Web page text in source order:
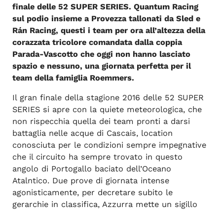
finale delle 52 SUPER SERIES. Quantum Racing
sul podio insieme a Provezza tallonati da Sled e
Rán Racing, questi i team per ora all’altezza della
corazzata tricolore comandata dalla coppia
Parada-Vascotto che oggi non hanno lasciato
spazio e nessuno, una giornata perfetta per il
team della famiglia Roemmers.
Il gran finale della stagione 2016 delle 52 SUPER
SERIES si apre con la quiete meteorologica, che
non rispecchia quella dei team pronti a darsi
battaglia nelle acque di Cascais, location
conosciuta per le condizioni sempre impegnative
che il circuito ha sempre trovato in questo
angolo di Portogallo baciato dell’Oceano
Atalntico. Due prove di giornata intense
agonisticamente, per decretare subito le
gerarchie in classifica, Azzurra mette un sigillo